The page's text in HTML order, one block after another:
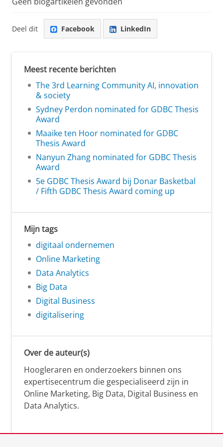
Deel dit Facebook LinkedIn
Meest recente berichten
The 3rd Learning Community AI, innovation
& society
Sydney Perdon nominated for GDBC Thesis
Award
Maaike ten Hoor nominated for GDBC
Thesis Award
Nanyun Zhang nominated for GDBC Thesis
Award
5e GDBC Thesis Award bij Donar Basketbal
/ Fifth GDBC Thesis Award coming up
Mijn tags
digitaal ondernemen
Online Marketing
Data Analytics
Big Data
Digital Business
digitalisering
Over de auteur(s)
Hoogleraren en onderzoekers binnen ons
expertisecentrum die gespecialiseerd zijn in
Online Marketing, Big Data, Digital Business en
Data Analytics.